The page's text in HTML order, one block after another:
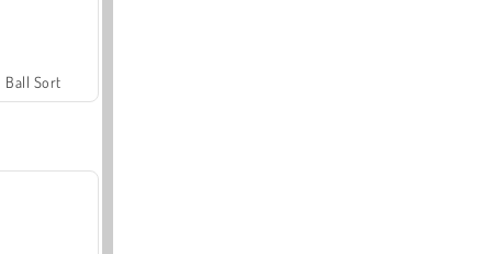
Ball Sort